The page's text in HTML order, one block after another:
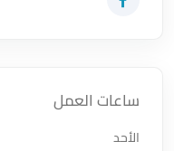
زيارة حساب المتجر على Facebook-f
ساعات العمل
الأحد